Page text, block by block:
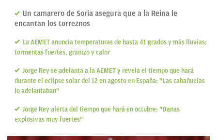
Un camarero de Soria asegura que a la Reina le
encantan los torreznos
La AEMET anuncia temperaturas de hasta 41 grados y más lluvias:
tormentas fuertes, granizo y calor
Jorge Rey se adelanta a la AEMET y revela el tiempo que hará
durante el eclipse solar del 12 en agosto en España: "Las cabañuelas
lo adelantaban"
Jorge Rey alerta del tiempo que hará en octubre: "Danas
explosivas muy fuertes"